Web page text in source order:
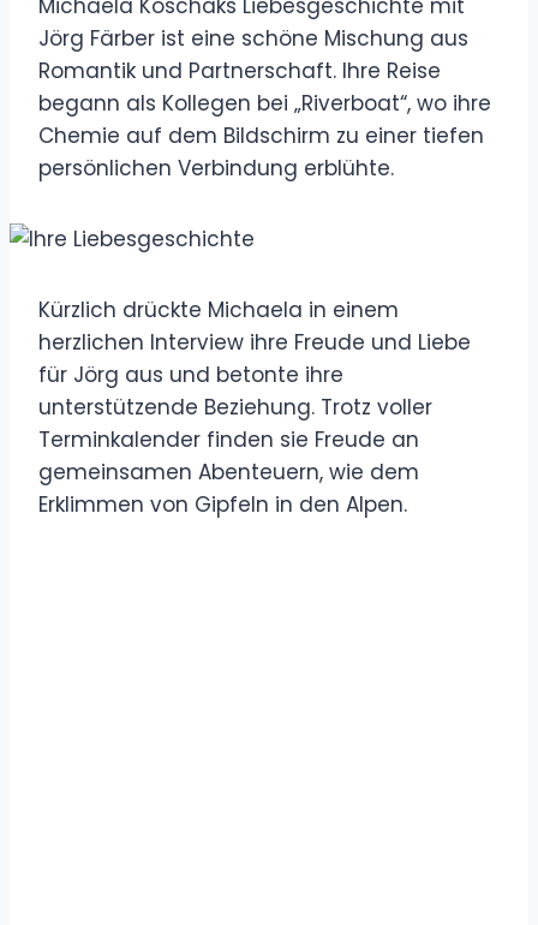
Michaela Koschaks Liebesgeschichte mit
Jörg Färber ist eine schöne Mischung aus
Romantik und Partnerschaft. Ihre Reise
begann als Kollegen bei „Riverboat“, wo ihre
Chemie auf dem Bildschirm zu einer tiefen
persönlichen Verbindung erblühte.
Kürzlich drückte Michaela in einem
herzlichen Interview ihre Freude und Liebe
für Jörg aus und betonte ihre
unterstützende Beziehung. Trotz voller
Terminkalender finden sie Freude an
gemeinsamen Abenteuern, wie dem
Erklimmen von Gipfeln in den Alpen.